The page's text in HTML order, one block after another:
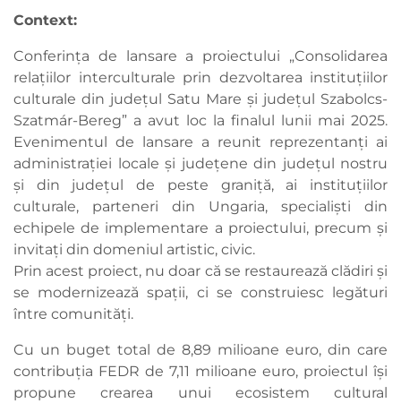
Context:
Conferința de lansare a proiectului „Consolidarea
relațiilor interculturale prin dezvoltarea instituțiilor
culturale din județul Satu Mare și județul Szabolcs-
Szatmár-Bereg” a avut loc la finalul lunii mai 2025.
Evenimentul de lansare a reunit reprezentanți ai
administrației locale și județene din județul nostru
și din județul de peste graniță, ai instituțiilor
culturale, parteneri din Ungaria, specialiști din
echipele de implementare a proiectului, precum și
invitați din domeniul artistic, civic.
Prin acest proiect, nu doar că se restaurează clădiri și
se modernizează spații, ci se construiesc legături
între comunități.
Cu un buget total de 8,89 milioane euro, din care
contribuția FEDR de 7,11 milioane euro, proiectul își
propune crearea unui ecosistem cultural